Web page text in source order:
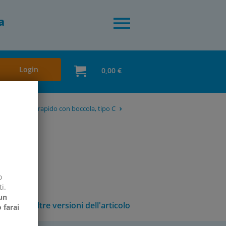
farai
Login 0,00 €
rapido con boccola, tipo C
Altre versioni dell'articolo